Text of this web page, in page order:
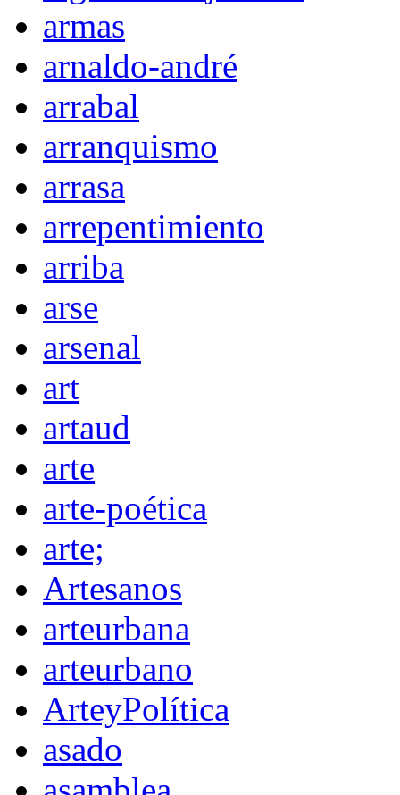
armas
arnaldo-andré
arrabal
arranquismo
arrasa
arrepentimiento
arriba
arse
arsenal
art
artaud
arte
arte-poética
arte;
Artesanos
arteurbana
arteurbano
ArteyPolítica
asado